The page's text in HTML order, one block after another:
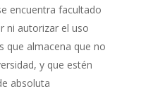
encuentra facultado
ni autorizar el uso
que almacena que no
y que estén
absoluta